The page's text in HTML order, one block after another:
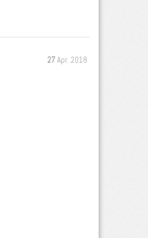
27Apr. 2018